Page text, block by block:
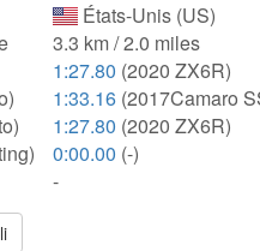
États-Unis (US)
3.3 km / 2.0 miles
1:27.80 (2020 ZX6R)
1:33.16 (2017Camaro
1:27.80 (2020 ZX6R)
0:00.00 (-)
-